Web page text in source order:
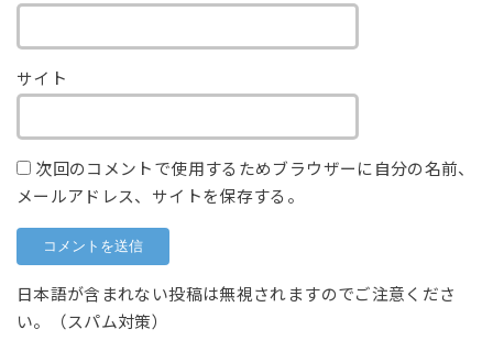
サイト
次回のコメントで使用するためブラウザーに自分の名前、
メールアドレス、サイトを保存する。
日本語が含まれない投稿は無視されますのでご注意くださ
い。（スパム対策）